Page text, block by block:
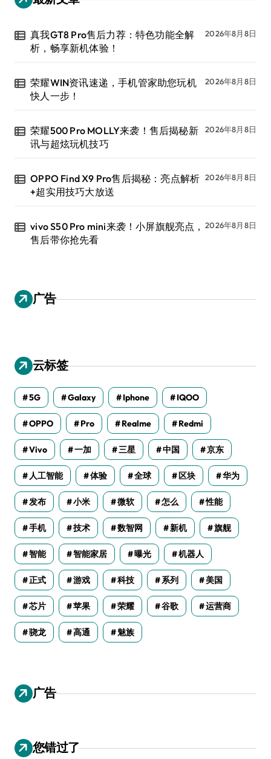
真我GT8 Pro售后力荐：特色功能全解
析，畅享新机体验！
2026年8月8日
荣耀WIN资讯速递，手机管家助您玩机
快人一步！
2026年8月8日
荣耀500 Pro MOLLY来袭！售后揭秘新
讯与超炫玩机技巧
2026年8月8日
OPPO Find X9 Pro售后揭秘：亮点解析
+超实用技巧大放送
2026年8月8日
vivo S50 Pro mini来袭！小屏旗舰亮点，
售后带你抢先看
2026年8月8日
广告
云标签
5G Galaxy Iphone IQOO
OPPO Pro Realme Redmi
Vivo 一加 三星 中国 京东
人工智能 体验 全球 区块 华为
发布 小米 微软 怎么 性能
手机 技术 数智网 新机 旗舰
智能 智能家居 曝光 机器人
正式 游戏 科技 系列 美国
芯片 苹果 荣耀 谷歌 运营商
骁龙 高通 魅族
广告
您错过了